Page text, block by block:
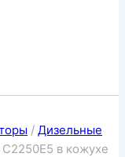
/ Дизельные
C2250E5 в кожухе